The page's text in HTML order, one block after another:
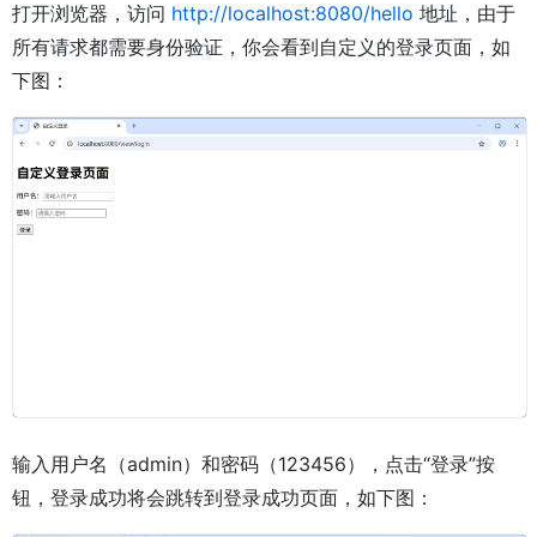
打开浏览器，访问 http://localhost:8080/hello 地址，由于
所有请求都需要身份验证，你会看到自定义的登录页面，如
下图：
输入用户名（admin）和密码（123456），点击“登录”按
钮，登录成功将会跳转到登录成功页面，如下图：